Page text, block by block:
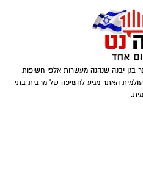
בגן יבנה שנהנה מעשרות אלפי חשיפות
האתר מגיע לחשיפה של מרבית בתי